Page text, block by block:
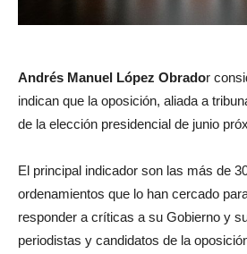
Andrés Manuel López Obrador
indican que la oposición, aliada a
de la elección presidencial de junio
El principal indicador son las más de
ordenamientos que lo han cercado
responder a críticas a su Gobierno y
periodistas y candidatos de la